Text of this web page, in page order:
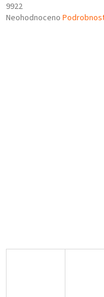
9922
Průměrné
Neohodnoceno